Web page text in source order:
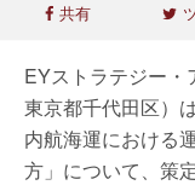
共有
EYストラテジー・
東京都千代田区）
内航海運における
方」について、策